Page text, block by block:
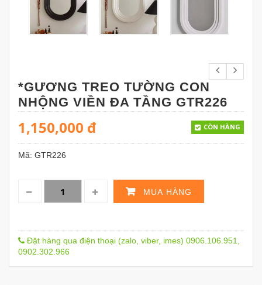
*GƯƠNG TREO TƯỜNG CON
NHỘNG VIỀN ĐA TẦNG GTR226
1,150,000 đ CÒN HÀNG
Mã: GTR226
MUA HÀNG
Đặt hàng qua điện thoại (zalo, viber, imes) 0906.106.951,
0902.302.966